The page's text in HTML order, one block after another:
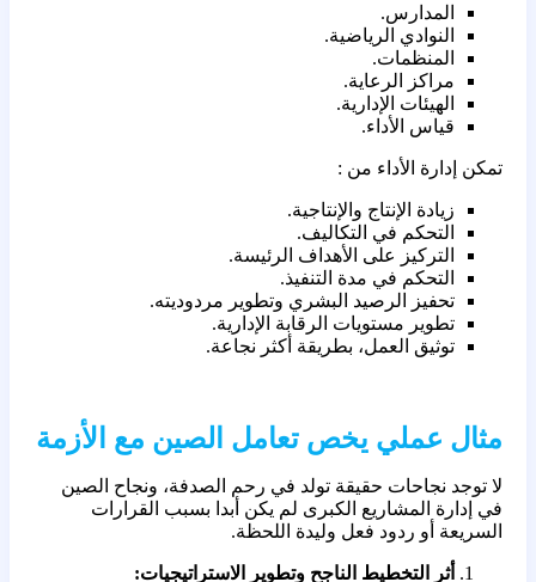
المدارس.
النوادي الرياضية.
المنظمات.
مراكز الرعاية.
الهيئات الإدارية.
قياس الأداء.
تمكن إدارة الأداء من :
زيادة الإنتاج والإنتاجية.
التحكم في التكاليف.
التركيز على الأهداف الرئيسة.
التحكم في مدة التنفيذ.
تحفيز الرصيد البشري وتطوير مردوديته.
تطوير مستويات الرقابة الإدارية.
توثيق العمل، بطريقة أكثر نجاعة.
مثال عملي يخص تعامل الصين مع الأزمة
لا توجد نجاحات حقيقة تولد في رحم الصدفة، ونجاح الصين
في إدارة المشاريع الكبرى لم يكن أبدا بسبب القرارات
السريعة أو ردود فعل وليدة اللحظة.
أثر التخطيط الناجح وتطوير الاستراتيجيات: